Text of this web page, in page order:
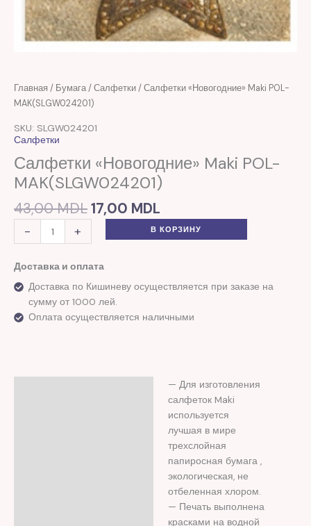
Главная / Бумага/Салфетки/ Салфетки «Новогодние» Maki POL-
MAK(SLGW024201)
SKU: SLGW024201
Салфетки
Салфетки «Новогодние» Maki POL-
MAK(SLGW024201)
43,00MDL
Первоначальная
цена
43,00 MDL.
17,00 MDL
Текущая
-
Количество
товара
"Новогодние"
POL-
MAK(SLGW024201)
+ В КОРЗИНУ
Доставка и оплата
Доставка по Кишиневу осуществляется при заказе на
сумму от 1000 лей.
Оплата осуществляется наличными
— Для изготовления
салфеток Maki
используется
лучшая в мире
трехслойная
папиросная бумага ,
экологическая, не
отбеленная хлором.
— Печать выполнена
красками на водной